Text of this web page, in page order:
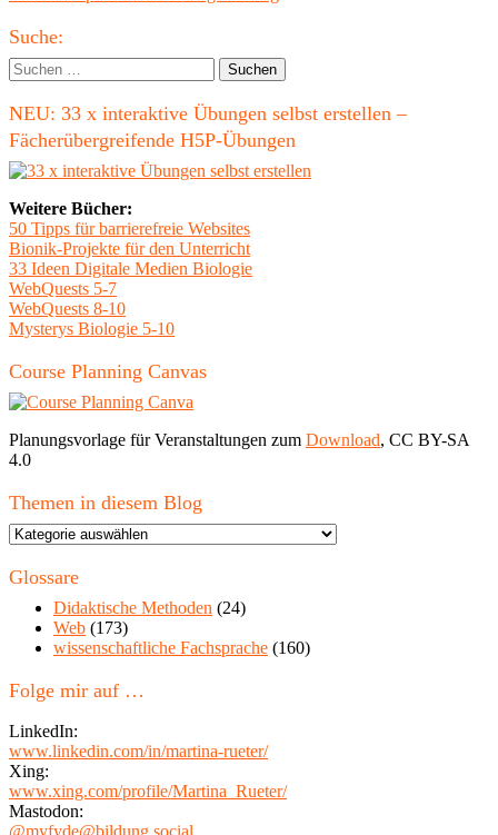
Haupt-
Seitenleiste
Suche:
Suchen
nach:
NEU: 33 x interaktive Übungen selbst erstellen –
Fächerübergreifende H5P-Übungen
Weitere Bücher:
50 Tipps für barrierefreie Websites
Bionik-Projekte für den Unterricht
33 Ideen Digitale Medien Biologie
WebQuests 5-7
WebQuests 8-10
Mysterys Biologie 5-10
Course Planning Canvas
Planungsvorlage für Veranstaltungen zum Download, CC BY-SA
4.0
Themen in diesem Blog
Themen
diesem
Glossare
Didaktische Methoden (24)
Web (173)
wissenschaftliche Fachsprache (160)
Folge mir auf …
LinkedIn:
www.linkedin.com/in/martina-rueter/
Xing:
www.xing.com/profile/Martina_Rueter/
Mastodon: